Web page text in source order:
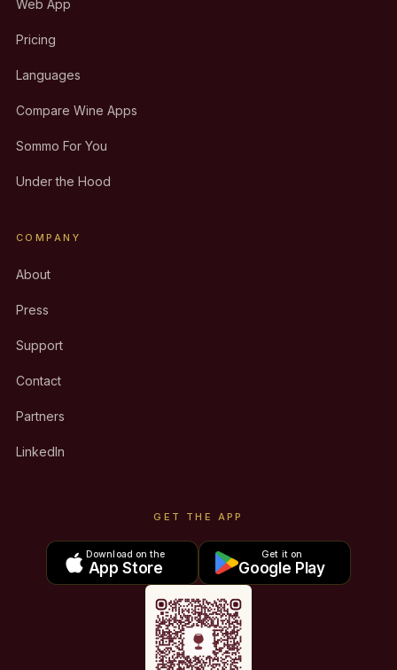
Web App
Pricing
Languages
Compare Wine Apps
Sommo For You
Under the Hood
COMPANY
About
Press
Support
Contact
Partners
LinkedIn
GET THE APP
Download on the
App Store
Get it on
Google Play